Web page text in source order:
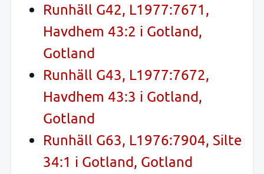
Runhäll G42, L1977:7671,
Havdhem 43:2 i Gotland,
Gotland
Runhäll G43, L1977:7672,
Havdhem 43:3 i Gotland,
Gotland
Runhäll G63, L1976:7904, Silte
34:1 i Gotland, Gotland